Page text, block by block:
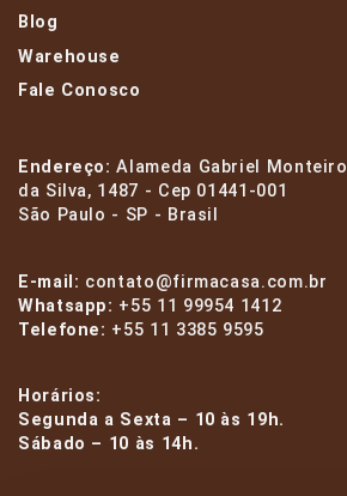
Blog
Warehouse
Fale Conosco
Endereço:Alameda Gabriel Monteiro
da Silva, 1487 - Cep 01441-001
São Paulo - SP - Brasil
E-mail: contato@firmacasa.com.br
Whatsapp: +55 11 99954 1412
Telefone: +55 11 3385 9595
Horários:
Segunda a Sexta – 10 às 19h.
Sábado – 10 às 14h.